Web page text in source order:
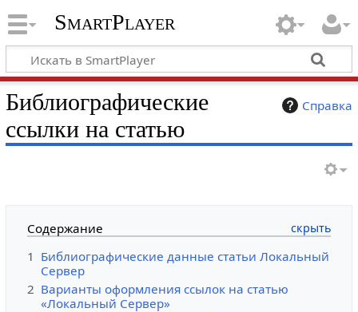
SmartPlayer
Справка
Библиографические
ссылки на статью
Содержание
1 Библиографические данные статьи Локальный
Сервер
2 Варианты оформления ссылок на статью
«Локальный Сервер»